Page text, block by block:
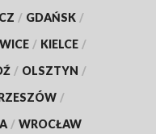
/ GDAŃSK /
/ KIELCE /
/ OLSZTYN /
/
/ WROCŁAW